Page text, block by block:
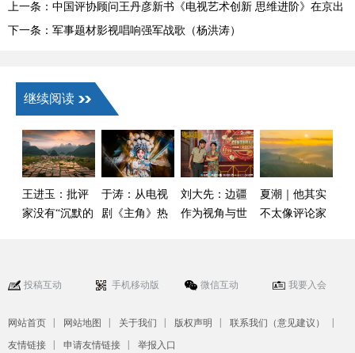
上一条：中国评协顾问王丹彦新书《电视艺术创新 思维进阶》在京出
版发布
下一条：军事题材影视唱响强军战歌（杨洪涛）
继续阅读
王进玉：批评
家没有“沉默的
于涛：从电视
剧《主角》热
刘大先：边疆
作为视角与世
夏潮｜他其实
不太像评论家
诚》
投稿互动 手机移动版 微信互动 我要入会
网站首页 网站地图 关于我们 版权声明 联系我们（意见建议）
友情链接 申请友情链接 举报入口